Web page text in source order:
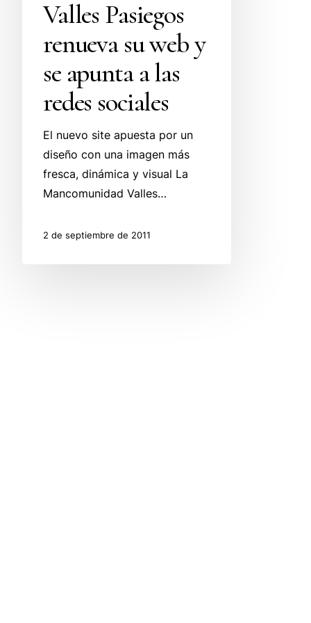
Valles Pasiegos
renueva su web y
se apunta a las
redes sociales
El nuevo site apuesta por un
diseño con una imagen más
fresca, dinámica y visual La
Mancomunidad Valles…
2 de septiembre de 2011